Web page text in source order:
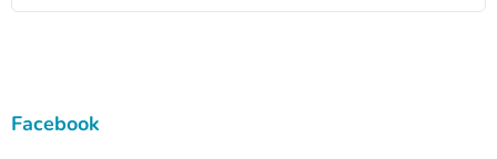
Facebook